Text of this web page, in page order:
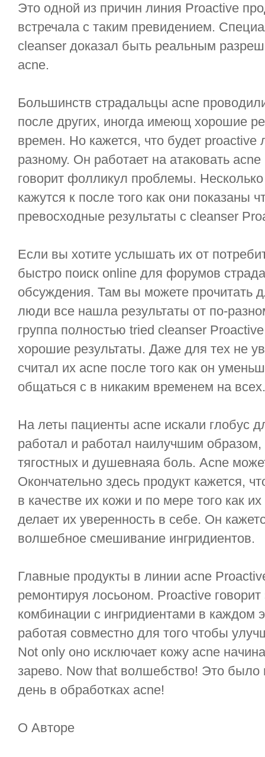
Это одной из причин линия Proactive
встречала с таким превидением.
cleanser доказал быть реальным
acne.
Большинств страдальцы acne
после других, иногда имеющ хорошие
времен. Но кажется, что будет proactive
разному. Он работает на атаковать
говорит фолликул проблемы.
кажутся к после того как они показаны
превосходные результаты с cleanser
Если вы хотите услышать их от
быстро поиск online для форумов
обсуждения. Там вы можете прочитать
люди все нашла результаты от по-
группа полностью tried cleanser
хорошие результаты. Даже для тех не
считал их acne после того как он
общаться с в никаким временем на всех.
На леты пациенты acne искали глобус
работал и работал наилучшим
тягостных и душевнаяа боль. Acne
Окончательно здесь продукт кажется,
в качестве их кожи и по мере того как
делает их уверенность в себе. Он
волшебное смешивание ингридиентов.
Главные продукты в линии acne
ремонтируя лосьоном. Proactive
комбинации с ингридиентами в каждом
работая совместно для того чтобы
Not only оно исключает кожу acne
зарево. Now that волшебство! Это было
день в обработках acne!
О Авторе